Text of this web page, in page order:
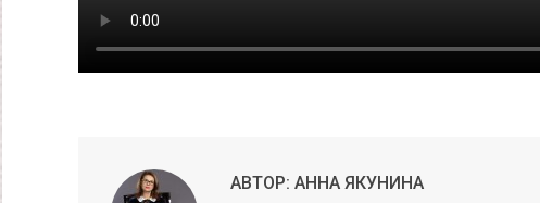
АВТОР: АННА ЯКУНИНА